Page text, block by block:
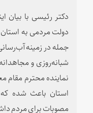
دکتر رئیسی با بیان
دولت مردمی به
جمله در زمینه
شبانه‌روزی و
نماینده محترم مقام
استان باعث شده که
مصوبات برای مردم